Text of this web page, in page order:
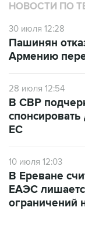
НОВОСТИ ПО
30 июля 12:28
Пашинян
Армению
28 июля 12:54
В СВР
ЕС
10 июля 12:03
В Ереване
ЕАЭС
ограничений